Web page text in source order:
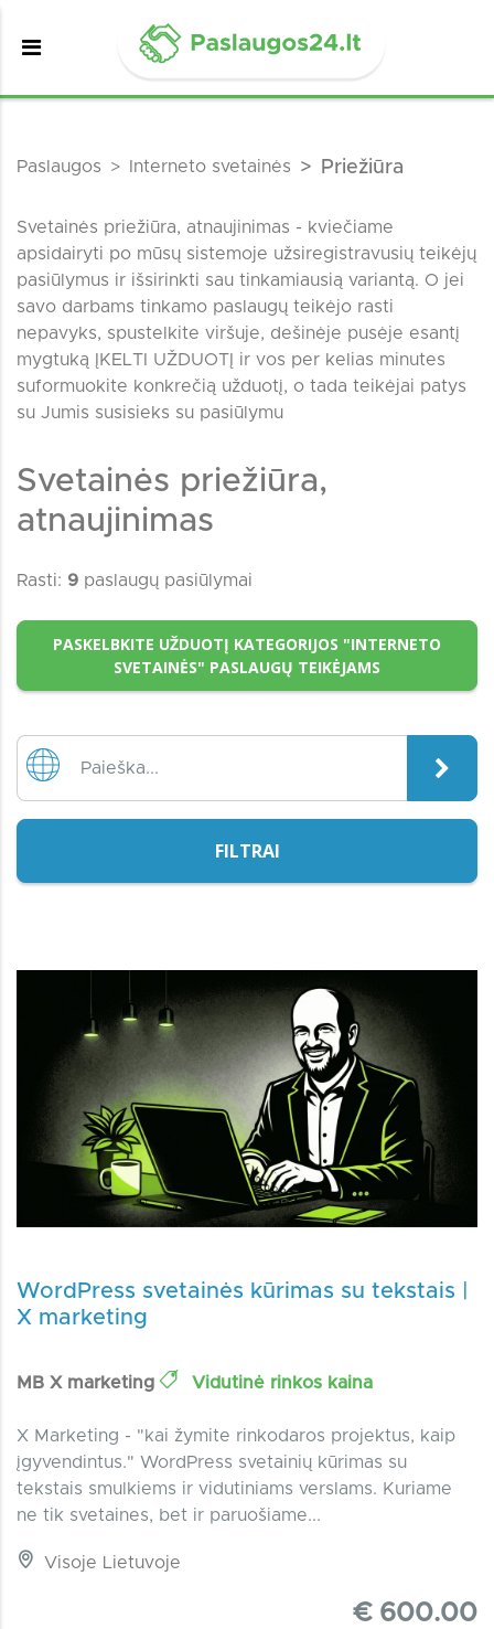
Paslaugos Interneto svetainės Priežiūra
Svetainės priežiūra, atnaujinimas - kviečiame
apsidairyti po mūsų sistemoje užsiregistravusių teikėjų
pasiūlymus ir išsirinkti sau tinkamiausią variantą. O jei
savo darbams tinkamo paslaugų teikėjo rasti
nepavyks, spustelkite viršuje, dešinėje pusėje esantį
mygtuką ĮKELTI UŽDUOTĮ ir vos per kelias minutes
suformuokite konkrečią užduotį, o tada teikėjai patys
su Jumis susisieks su pasiūlymu
Svetainės priežiūra,
atnaujinimas
Rasti: 9 paslaugų pasiūlymai
PASKELBKITE UŽDUOTĮ KATEGORIJOS "INTERNETO
SVETAINĖS" PASLAUGŲ TEIKĖJAMS
FILTRAI
WordPress svetainės kūrimas su tekstais |
X marketing
MB X marketing Vidutinė rinkos kaina
X Marketing - "kai žymite rinkodaros projektus, kaip
įgyvendintus." WordPress svetainių kūrimas su
tekstais smulkiems ir vidutiniams verslams. Kuriame
ne tik svetaines, bet ir paruošiame...
Visoje Lietuvoje
€ 600.00